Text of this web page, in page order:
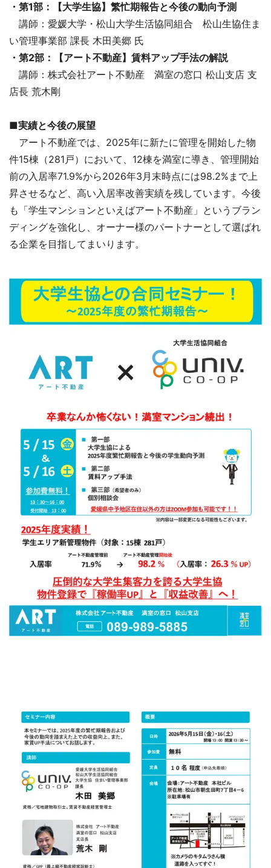
・第1部：【大学生協】繁忙期報告と今後の動向予測
講師：愛媛大学・松山大学生活協同組合 松山生協住ま
い管理事業部 課長 木田美郷 氏
・第2部：【アート不動産】賃料アップ手法の解説
講師：株式会社アート不動産 満室の窓口 松山支店 支
店長 荒木剛
■実績と今後の展望
アート不動産では、2025年に新たに管理を開始した物
件15棟（281戸）において、12棟を満室に導き、管理開始
前の入居率71.9%から2026年3月末時点には98.2%まで上
昇させるなど、高い入居率改善実績を残しています。今後
も「学生マンションといえばアート不動産」というブラン
ディングを強化し、オーナー様のパートナーとして選ばれ
る企業を目指してまいります。